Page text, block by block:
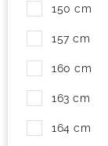
150 cm
157 cm
160 cm
163 cm
164 cm